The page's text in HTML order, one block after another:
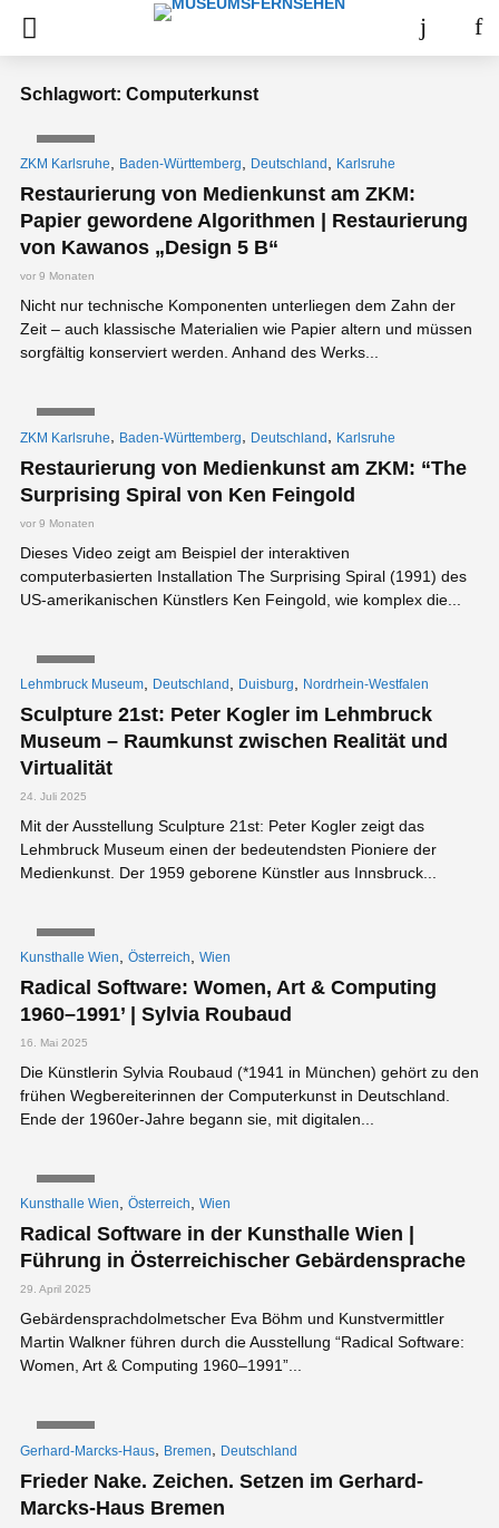
Schlagwort: Computerkunst
ZKM Karlsruhe Baden-Württemberg Deutschland Karlsruhe
Restaurierung von Medienkunst am ZKM:
Papier gewordene Algorithmen | Restaurierung
von Kawanos „Design 5 B“
vor 9 Monaten
Nicht nur technische Komponenten unterliegen dem Zahn der
Zeit – auch klassische Materialien wie Papier altern und müssen
sorgfältig konserviert werden. Anhand des Werks...
ZKM Karlsruhe, Baden-Württemberg, Deutschland, Karlsruhe
Restaurierung von Medienkunst am ZKM: “The
Surprising Spiral von Ken Feingold
vor 9 Monaten
Dieses Video zeigt am Beispiel der interaktiven
computerbasierten Installation The Surprising Spiral (1991) des
US-amerikanischen Künstlers Ken Feingold, wie komplex die...
Lehmbruck Museum Deutschland Duisburg Nordrhein-Westfalen
Sculpture 21st: Peter Kogler im Lehmbruck
Museum – Raumkunst zwischen Realität und
Virtualität
24. Juli 2025
Mit der Ausstellung Sculpture 21st: Peter Kogler zeigt das
Lehmbruck Museum einen der bedeutendsten Pioniere der
Medienkunst. Der 1959 geborene Künstler aus Innsbruck...
Kunsthalle Wien Österreich Wien
Radical Software: Women, Art & Computing
1960–1991’ | Sylvia Roubaud
16. Mai 2025
Die Künstlerin Sylvia Roubaud (*1941 in München) gehört zu den
frühen Wegbereiterinnen der Computerkunst in Deutschland.
Ende der 1960er-Jahre begann sie, mit digitalen...
Kunsthalle Wien Österreich Wien
Radical Software in der Kunsthalle Wien |
Führung in Österreichischer Gebärdensprache
29. April 2025
Gebärdensprachdolmetscher Eva Böhm und Kunstvermittler
Martin Walkner führen durch die Ausstellung “Radical Software:
Women, Art & Computing 1960–1991”...
Gerhard-Marcks-Haus, Bremen, Deutschland
Frieder Nake. Zeichen. Setzen im Gerhard-
Marcks-Haus Bremen